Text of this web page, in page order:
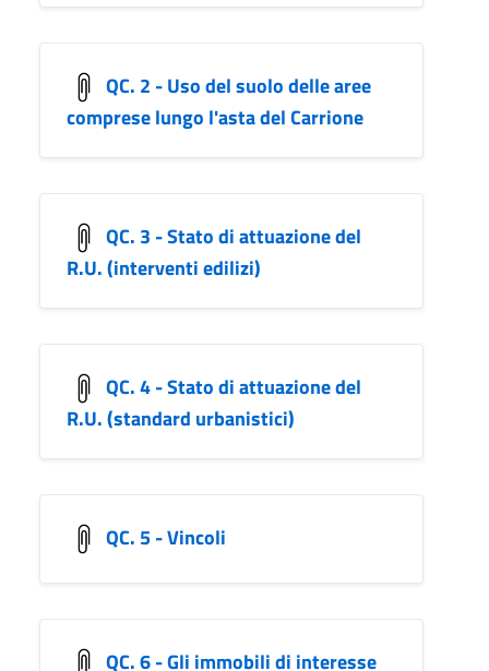
QC. 2 - Uso del suolo delle aree
comprese lungo l'asta del Carrione
QC. 3 - Stato di attuazione del
R.U. (interventi edilizi)
QC. 4 - Stato di attuazione del
R.U. (standard urbanistici)
QC. 5 - Vincoli
QC. 6 - Gli immobili di interesse